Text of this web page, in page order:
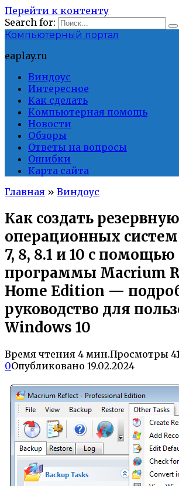
Перейти к контенту
Search for:
Компьютерный портал
eaplay.ru
Виндоус
Интересное
Как сделать
Компьютерная помощь
Новости
Обзоры
Ответы на вопросы
Ошибки
Карта сайта
Главная » Виндоус
Как создать
операционных
7, 8, 8.1 и 10 с помощью
программы Macrium
Home Edition —
руководство для
Windows 10
Время чтения 4 мин.Просмотры 41
0Опубликовано 19.02.2024